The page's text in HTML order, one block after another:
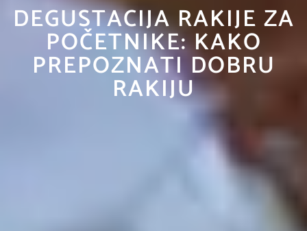
DEGUSTACIJA RAKIJE ZA
POČETNIKE: KAKO
PREPOZNATI DOBRU
RAKIJU